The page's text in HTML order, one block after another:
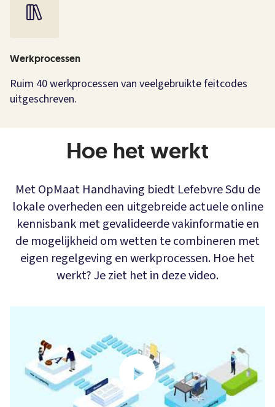
Werkprocessen
Ruim 40 werkprocessen van veelgebruikte feitcodes
uitgeschreven.
Hoe het werkt
Met OpMaat Handhaving biedt Lefebvre Sdu de
lokale overheden een uitgebreide actuele online
kennisbank met gevalideerde vakinformatie en
de mogelijkheid om wetten te combineren met
eigen regelgeving en werkprocessen. Hoe het
werkt? Je ziet het in deze video.